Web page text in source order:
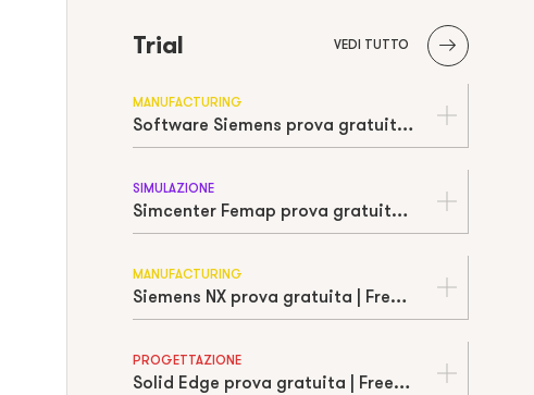
Trial VEDI TUTTO
MANUFACTURING
Software Siemens prova gratuita | Free trial
SIMULAZIONE
Simcenter Femap prova gratuita | Free trial
MANUFACTURING
Siemens NX prova gratuita | Free trial
PROGETTAZIONE
Solid Edge prova gratuita | Free trial